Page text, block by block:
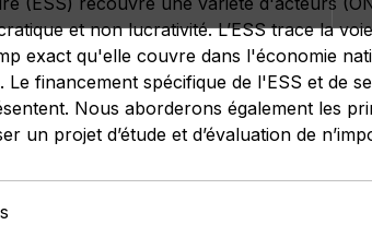
et non lucrativité. L’ESS trace la
exact qu'elle couvre dans l'économie
financement spécifique de l'ESS et de
Nous aborderons également les
un projet d’étude et d’évaluation de